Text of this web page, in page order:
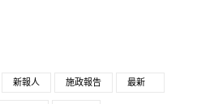
新報人 施政報告 最新